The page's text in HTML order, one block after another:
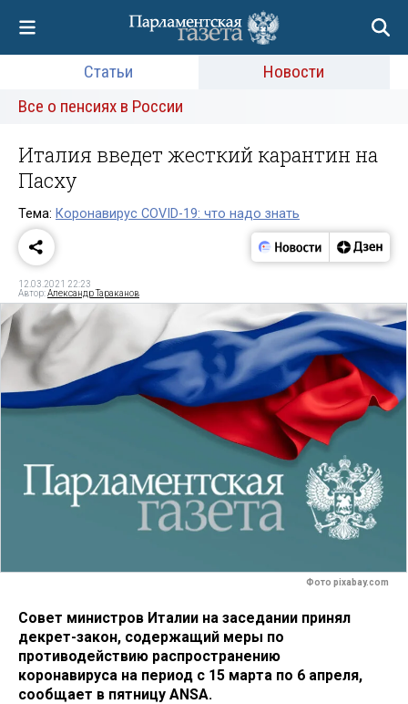
Статьи
Новости
Все о пенсиях в России
Италия введет жесткий карантин на
Пасху
Тема: Коронавирус COVID-19: что надо знать
12.03.2021 22:23
Автор:Александр Тараканов
Фото pixabay.com
Совет министров Италии на заседании принял
декрет-закон, содержащий меры по
противодействию распространению
коронавируса на период с 15 марта по 6 апреля,
сообщает в пятницу ANSA.